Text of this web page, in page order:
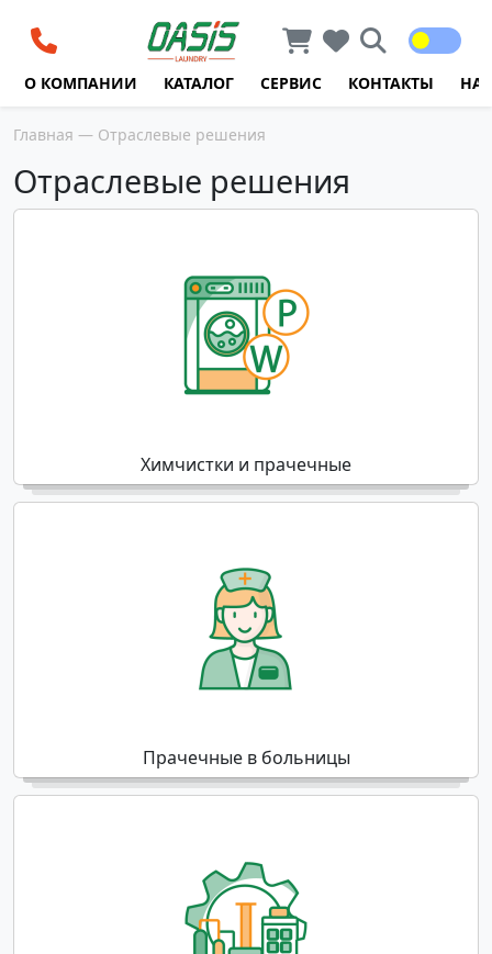
О КОМПАНИИ КАТАЛОГ СЕРВИС КОНТАКТЫ
Главная — Отраслевые решения
Отраслевые решения
Химчистки и прачечные
Прачечные в больницы